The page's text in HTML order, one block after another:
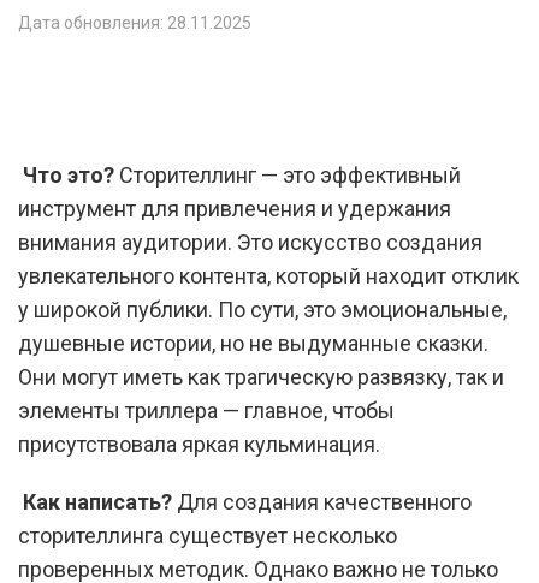
Дата обновления: 28.11.2025
Что это? Сторителлинг — это эффективный
инструмент для привлечения и удержания
внимания аудитории. Это искусство создания
увлекательного контента, который находит отклик
у широкой публики. По сути, это эмоциональные,
душевные истории, но не выдуманные сказки.
Они могут иметь как трагическую развязку, так и
элементы триллера — главное, чтобы
присутствовала яркая кульминация.
Как написать? Для создания качественного
сторителлинга существует несколько
проверенных методик. Однако важно не только